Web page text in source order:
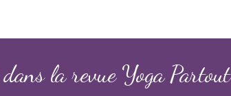
la revue Yoga Partout